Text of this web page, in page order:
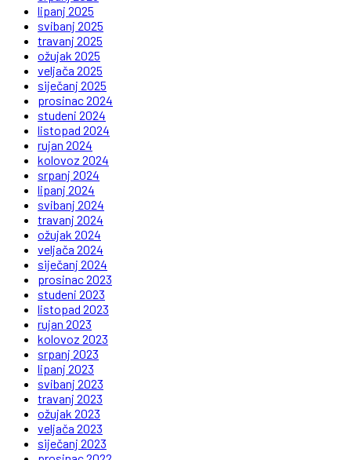
lipanj 2025
svibanj 2025
travanj 2025
ožujak 2025
veljača 2025
siječanj 2025
prosinac 2024
studeni 2024
listopad 2024
rujan 2024
kolovoz 2024
srpanj 2024
lipanj 2024
svibanj 2024
travanj 2024
ožujak 2024
veljača 2024
siječanj 2024
prosinac 2023
studeni 2023
listopad 2023
rujan 2023
kolovoz 2023
srpanj 2023
lipanj 2023
svibanj 2023
travanj 2023
ožujak 2023
veljača 2023
siječanj 2023